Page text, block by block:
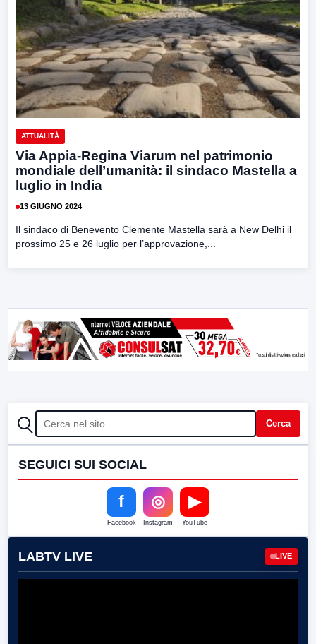
ATTUALITÀ
Via Appia-Regina Viarum nel patrimonio
mondiale dell’umanità: il sindaco Mastella a
luglio in India
13 GIUGNO 2024
Il sindaco di Benevento Clemente Mastella sarà a New Delhi il
prossimo 25 e 26 luglio per l’approvazione,...
CERCA Cerca
SEGUICI SUI SOCIAL
f
Facebook
◎
Instagram
▶
YouTube
LABTV LIVE LIVE